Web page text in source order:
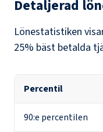
Detaljerad
Lönestatistiken
25% bäst betalda
Percentil
90:e percentilen